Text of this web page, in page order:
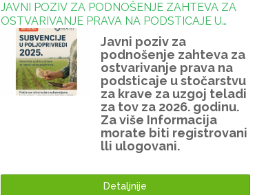
JAVNI POZIV ZA PODNOŠENJE ZAHTEVA ZA
OSTVARIVANJE PRAVA NA PODSTICAJE U
STOČARSTVU ZA KRAVE ZA UZGOJ TELADI
ZA TOV ZA 2026. GODINU. - 29.06.2026
Javni poziv za
podnošenje zahteva za
ostvarivanje prava na
podsticaje u stočarstvu
za krave za uzgoj teladi
za tov za 2026. godinu.
Za više Informacija
morate biti registrovani
lli ulogovani.
Detaljnije